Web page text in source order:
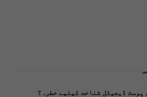
پوسٹ ڈیجیٹل شناخت کیلیے خطرہ؟